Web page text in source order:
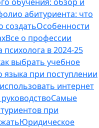
абитуриента: что
создатьОсобенности
Все о профессии
психолога в 2024-25
выбрать учебное
языка при поступлении
интернет
Самые
при
Юридическое